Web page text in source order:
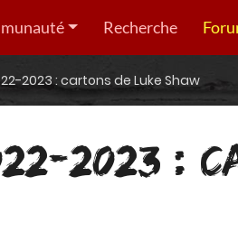
Recherche
2023 : cartons de Luke Shaw
2023 :